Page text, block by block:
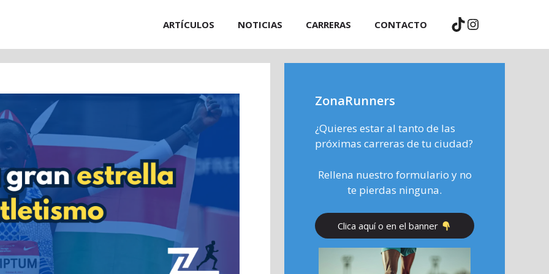
ARTÍCULOS NOTICIAS CARRERAS CONTACTO TikTok
Instagram
ZonaRunners
¿Quieres estar al tanto de las
próximas carreras de tu ciudad?
Rellena nuestro formulario y no
te pierdas ninguna.
Clica aquí o en el banner